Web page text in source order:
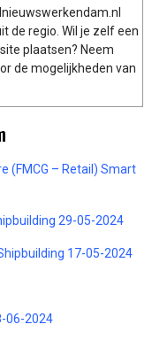
de regio. Wil je zelf een
plaatsen? Neem
de mogelijkheden van
(FMCG – Retail) Smart
29-05-2024
17-05-2024
06-2024